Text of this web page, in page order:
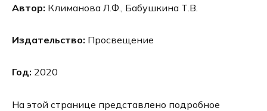
Автор: Климанова Л.Ф., Бабушкина Т.В.
Издательство: Просвещение
Год: 2020
На этой странице представлено подробное